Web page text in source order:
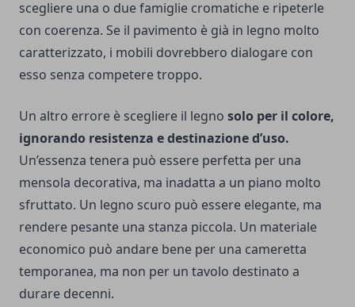
scegliere una o due famiglie cromatiche e ripeterle
con coerenza. Se il pavimento è già in legno molto
caratterizzato, i mobili dovrebbero dialogare con
esso senza competere troppo.
Un altro errore è scegliere il legno solo per il colore,
ignorando resistenza e destinazione d’uso.
Un’essenza tenera può essere perfetta per una
mensola decorativa, ma inadatta a un piano molto
sfruttato. Un legno scuro può essere elegante, ma
rendere pesante una stanza piccola. Un materiale
economico può andare bene per una cameretta
temporanea, ma non per un tavolo destinato a
durare decenni.